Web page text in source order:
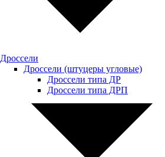
Дроссели
Дроссели (штуцеры угловые)
Дроссели типа ДР
Дроссели типа ДРП